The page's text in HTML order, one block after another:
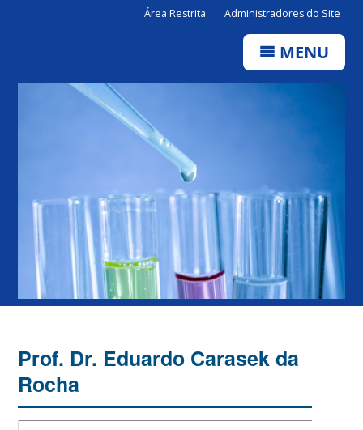
Área Restrita Administradores do Site
MENU
Prof. Dr. Eduardo Carasek da
Rocha